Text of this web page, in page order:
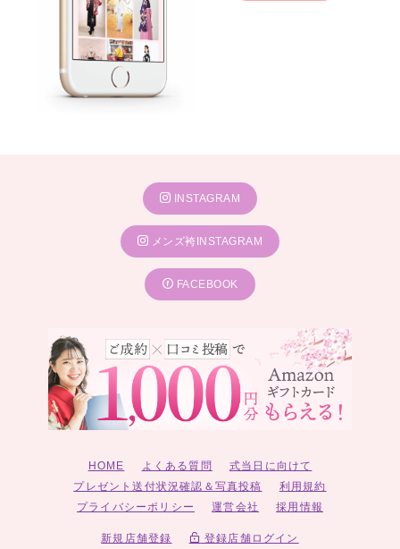
INSTAGRAM
メンズ袴INSTAGRAM
FACEBOOK
HOME よくある質問
式当日に向けて
プレゼント送付状況確認＆写真投稿
利用規約
プライバシーポリシー
運営会社 採用情報
新規店舗登録 登録店舗ログイン